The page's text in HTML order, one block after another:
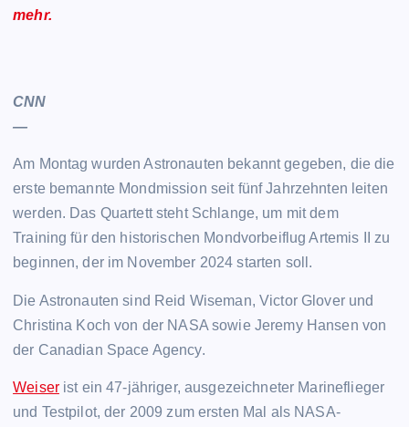
mehr.
CNN
—
Am Montag wurden Astronauten bekannt gegeben, die die
erste bemannte Mondmission seit fünf Jahrzehnten leiten
werden. Das Quartett steht Schlange, um mit dem
Training für den historischen Mondvorbeiflug Artemis II zu
beginnen, der im November 2024 starten soll.
Die Astronauten sind Reid Wiseman, Victor Glover und
Christina Koch von der NASA sowie Jeremy Hansen von
der Canadian Space Agency.
Weiserist ein 47-jähriger, ausgezeichneter Marineflieger
und Testpilot, der 2009 zum ersten Mal als NASA-